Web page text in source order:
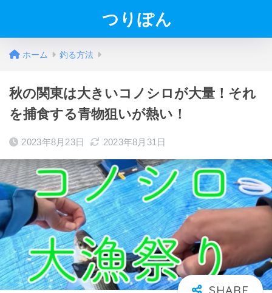
つりぽん
ホーム 釣る方法
秋の関東は大きいコノシロが大量！それ
を捕食する青物狙いが熱い！
2023年8月23日 2023年8月31日